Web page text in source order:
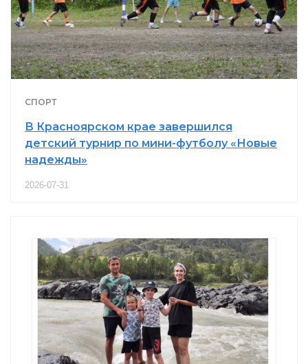
СПОРТ
В Красноярском крае завершился
детский турнир по мини-футболу «Новые
надежды»
2026-07-31